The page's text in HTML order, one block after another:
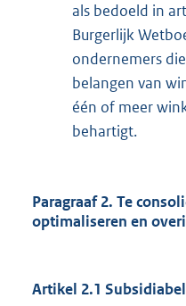
als bedoeld in
Burgerlijk
ondernemers
belangen van
één of meer
behartigt.
Paragraaf 2. Te
optimaliseren en
Artikel 2.1